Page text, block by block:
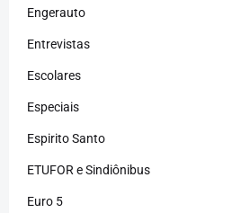
Engerauto
Entrevistas
Escolares
Especiais
Espirito Santo
ETUFOR e Sindiônibus
Euro 5